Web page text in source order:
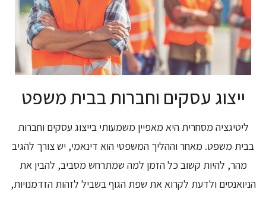
ייצוג עסקים וחברות בבית משפט
ליטיגציה מסחרית היא מאפיין משמעותי בייצוג עסקים וחברות
בבית משפט. מאחר וההליך המשפטי הוא דינאמי, יש צורך להגיב
מהר, להיות קשוב כל הזמן למה שמתרחש מסביב, להבין את
הניואנסים ולדעת לקרוא את שפת הגוף בשביל לזהות הזדמנויות,